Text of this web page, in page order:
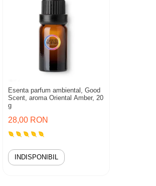
Esenta parfum ambiental, Good
Scent, aroma Oriental Amber, 20
g
28,00 RON
INDISPONIBIL